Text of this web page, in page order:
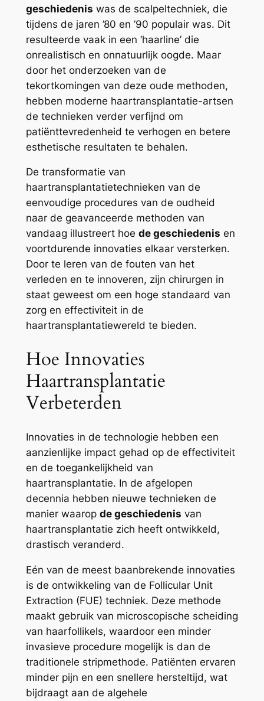
geschiedenis was de scalpeltechniek, die
tijdens de jaren ’80 en ’90 populair was. Dit
resulteerde vaak in een ‘haarline’ die
onrealistisch en onnatuurlijk oogde. Maar
door het onderzoeken van de
tekortkomingen van deze oude methoden,
hebben moderne haartransplantatie-artsen
de technieken verder verfijnd om
patiënttevredenheid te verhogen en betere
esthetische resultaten te behalen.
De transformatie van
haartransplantatietechnieken van de
eenvoudige procedures van de oudheid
naar de geavanceerde methoden van
vandaag illustreert hoe de geschiedenis en
voortdurende innovaties elkaar versterken.
Door te leren van de fouten van het
verleden en te innoveren, zijn chirurgen in
staat geweest om een ​​hoge standaard van
zorg en effectiviteit in de
haartransplantatiewereld te bieden.
Hoe Innovaties
Haartransplantatie
Verbeterden
Innovaties in de technologie hebben een
aanzienlijke impact gehad op de effectiviteit
en de toegankelijkheid van
haartransplantatie. In de afgelopen
decennia hebben nieuwe technieken de
manier waarop de geschiedenis van
haartransplantatie zich heeft ontwikkeld,
drastisch veranderd.
Eén van de meest baanbrekende innovaties
is de ontwikkeling van de Follicular Unit
Extraction (FUE) techniek. Deze methode
maakt gebruik van microscopische scheiding
van haarfollikels, waardoor een minder
invasieve procedure mogelijk is dan de
traditionele stripmethode. Patiënten ervaren
minder pijn en een snellere hersteltijd, wat
bijdraagt aan de algehele